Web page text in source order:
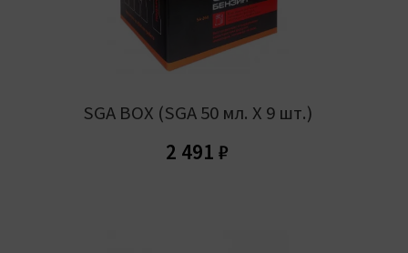
SGA BOX (SGA 50 мл. Х 9 шт.)
2 491 ₽